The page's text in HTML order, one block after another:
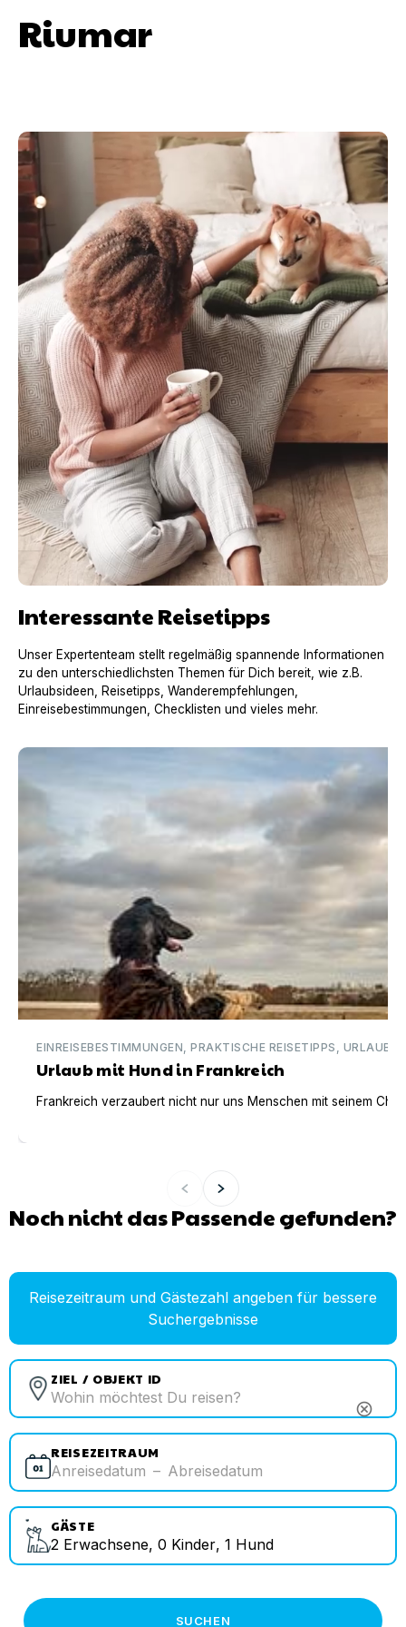
Riumar
Interessante Reisetipps
Unser Expertenteam stellt regelmäßig spannende Informationen
zu den unterschiedlichsten Themen für Dich bereit, wie z.B.
Urlaubsideen, Reisetipps, Wanderempfehlungen,
Einreisebestimmungen, Checklisten und vieles mehr.
Urlaub mit Hund in Frankreich
EINREISEBESTIMMUNGEN, PRAKTISCHE REISETIPPS,
Urlaub mit Hund in Frankreich
Frankreich verzaubert nicht nur uns Menschen mit seinem
Noch nicht das Passende gefunden?
Reisezeitraum und Gästezahl angeben für bessere
Suchergebnisse
ZIEL / OBJEKT ID
cancel
REISEZEITRAUM
Anreisedatum – Abreisedatum
GÄSTE
2 Erwachsene, 0 Kinder, 1 Hund
SUCHEN